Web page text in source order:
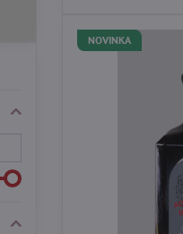
NOVINKA